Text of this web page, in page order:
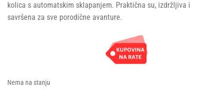
kolica s automatskim sklapanjem. Praktična su, izdržljiva i
savršena za sve porodične avanture.
Nema na stanju